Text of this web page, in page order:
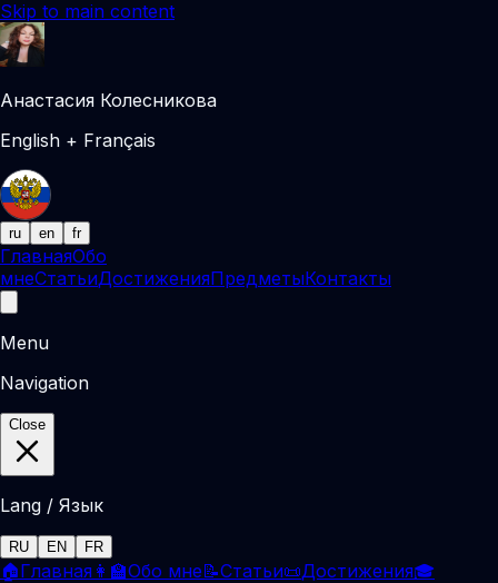
Skip to main content
Анастасия Колесникова
English + Français
ru en fr
ГлавнаяОбо
мнеСтатьиДостиженияПредметыКонтакты
Menu
Navigation
Close
Lang / Язык
RU EN FR
🏠Главная 👩‍🏫Обо мне📝Статьи📜Достижения🎓